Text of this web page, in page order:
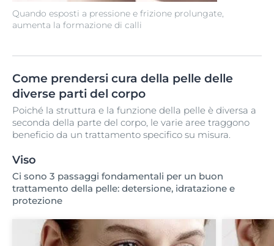
Quando esposti a pressione e frizione prolungate,
aumenta la formazione di calli
Come prendersi cura della pelle delle
diverse parti del corpo
Poiché la struttura e la funzione della pelle è diversa a
seconda della parte del corpo, le varie aree traggono
beneficio da un trattamento specifico su misura.
Viso
Ci sono 3 passaggi fondamentali per un buon
trattamento della pelle: detersione, idratazione e
protezione